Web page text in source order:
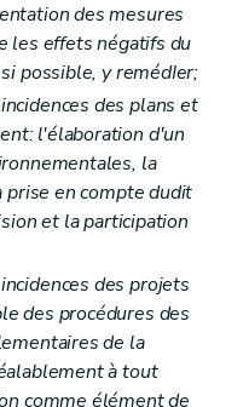
et contenu de la notice d'évaluation
à étude d'incidences
de l'étude d'incidences
d'incidences
suspension et retrait d'agrément des auteurs d'études d'incidences
Généralités
d'octroi d'agrément
des mesures
les effets négatifs du
possible, y remédIer;
des plans et
l'élaboration d'un
la
en compte dudit
et la participation
des projets
des procédures des
de la
à tout
comme élément de